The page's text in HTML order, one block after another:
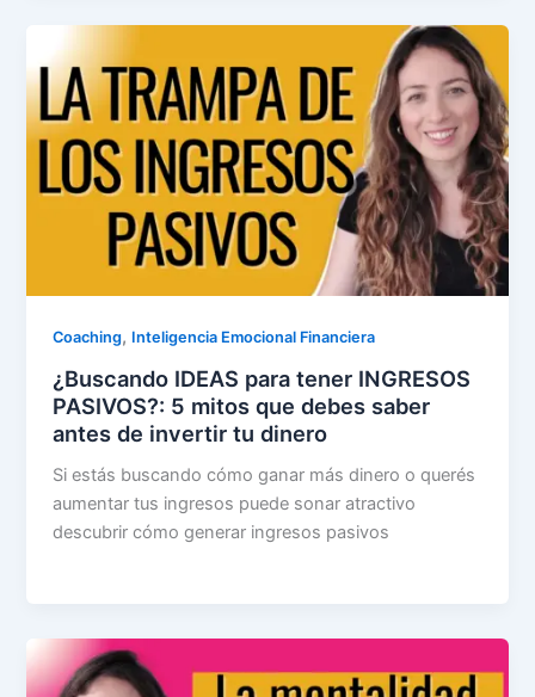
Coaching, Inteligencia Emocional Financiera
¿Buscando IDEAS para tener INGRESOS
PASIVOS?: 5 mitos que debes saber
antes de invertir tu dinero
Si estás buscando cómo ganar más dinero o querés
aumentar tus ingresos puede sonar atractivo
descubrir cómo generar ingresos pasivos